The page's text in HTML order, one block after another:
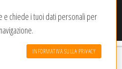
. Tutti i diritti riservati
Offerto da:
Service S.R.L.
e chiede i tuoi dati personali per
INFORMATIVA SULLA PRIVACY